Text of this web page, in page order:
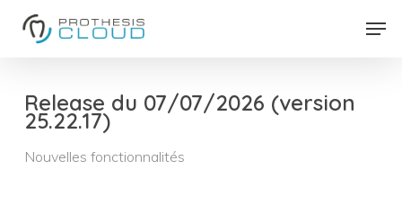
contentRelease du 07/07/2026 (version
25.22.17)
Nouvelles fonctionnalités